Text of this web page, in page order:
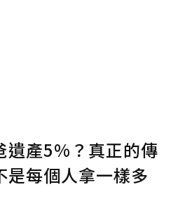
遺產5%？真正的傳
是每個人拿一樣多